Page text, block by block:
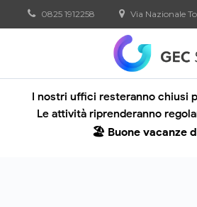
0825 1912258 Via Nazionale
I nostri uffici resteranno chiusi
Le attività riprenderanno
🏖️ Buone vacanze